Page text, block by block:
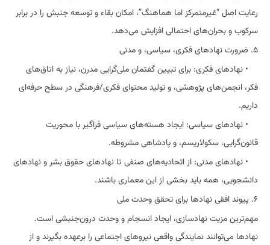
رعایت اصل “غیرمتمرکز اما هماهنگ”، امکان بقاء و توسعه جنبش را در برابر
سرکوب و بحران‌های احتمالی افزایش می‌دهد.
۵. ضرورت نهادهای فکری، سیاسی، و مدنی
• نهادهای فکری: برای تبیین گفتمان ملی‌گرایی مدرن، نیاز به اتاق‌های
فکر، انجمن‌های پژوهشی، و تولید محتوای فکری/فرهنگی در سطح حرفه‌ای
داریم.
• نهادهای سیاسی: ایجاد هسته‌های سیاسی فراگیر با محوریت
قانون‌گرایی، سکولاریسم، و پادشاهی مشروطه.
• نهادهای مدنی: از اتحادیه‌های صنفی تا نهادهای حقوق بشر و نهادهای
دانشجویی، همه باید بخشی از این معماری باشند.
۶. پیوند افقی نهادها برای تحقق وحدت ملی
مهم‌ترین مزیت نهادسازی، ایجاد انسجام و وحدت درون‌جنبشی است.
نهادها می‌توانند نمایندگی واقعی نیروهای اجتماعی را برعهده بگیرند و از